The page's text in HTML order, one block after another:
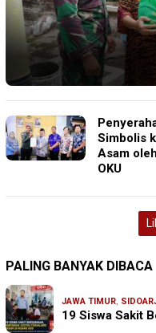
Simbolis
Asam
OKU
PALING BANYAK DIBACA
JAWA TIMUR,
19 Siswa Sakit